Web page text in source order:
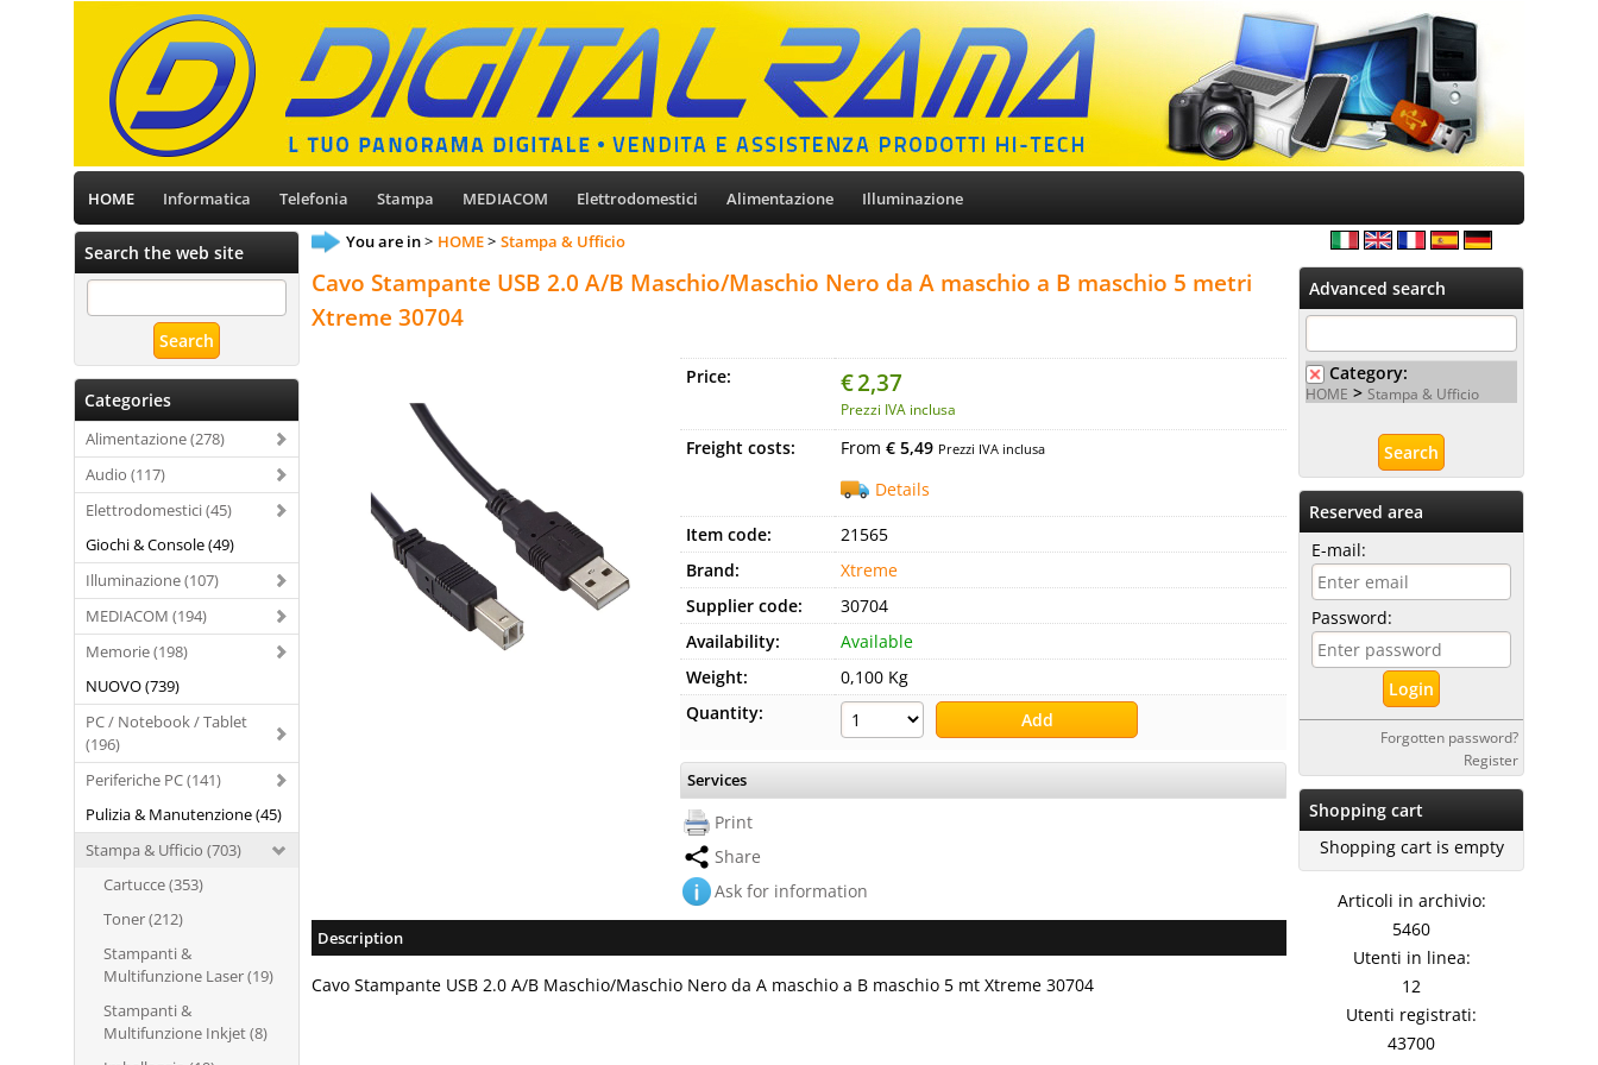
HOME Informatica Telefonia Stampa MEDIACOM Elettrodomestici Alimentazione Illuminazione
Search the web site
Categories
Alimentazione (278)
Audio (117)
Elettrodomestici (45)
Giochi & Console (49)
Illuminazione (107)
MEDIACOM (194)
Memorie (198)
NUOVO (739)
PC / Notebook / Tablet
(196)
Periferiche PC (141)
Pulizia & Manutenzione (45)
Stampa & Ufficio (703)
Cartucce (353)
Toner (212)
Stampanti &
Multifunzione Laser (19)
Stampanti &
Multifunzione Inkjet (8)
You are in HOME Stampa & Ufficio
Cavo Stampante USB 2.0 A/B Maschio/Maschio Nero da A maschio a B maschio 5 metri
Xtreme 30704
Price: €2,37
Prezzi IVA inclusa
Freight costs: From € 5,49 Prezzi IVA inclusa
Details
Item code:
21565
Brand:
Xtreme
Supplier code:
30704
Availability:
Available
Weight:
0,100 Kg
Quantity:
Services
Print
Share
Ask for information
Description
Cavo Stampante USB 2.0 A/B Maschio/Maschio Nero da A maschio a B maschio 5 mt Xtreme 30704
Advanced search
Category:
HOME > Stampa & Ufficio
Reserved area
E-mail:
Password:
Forgotten password?
Register
Shopping cart
Shopping cart is empty
Articoli in archivio:
5460
Utenti in linea:
12
Utenti registrati:
43700